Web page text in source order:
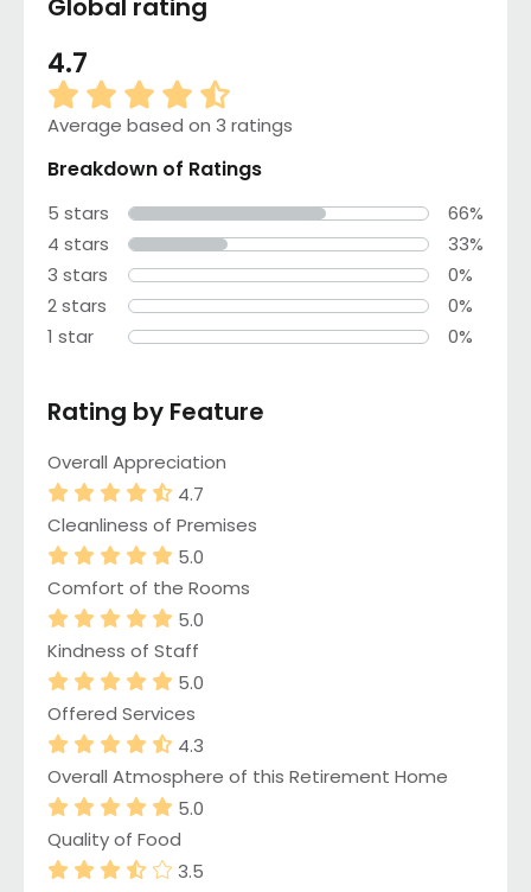
Global rating
4.7
Average based on 3 ratings
Breakdown of Ratings
5 stars
66%
4 stars
33%
3 stars
0%
2 stars
0%
1 star
0%
Rating by Feature
Overall Appreciation
4.7
Cleanliness of Premises
5.0
Comfort of the Rooms
5.0
Kindness of Staff
5.0
Offered Services
4.3
Overall Atmosphere of this Retirement Home
5.0
Quality of Food
3.5